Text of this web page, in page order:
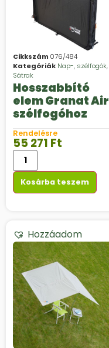
Cikkszám 076/484
Kategóriák Nap-, szélfogók,
Sátrak
Hosszabbító
elem Granat Air
szélfogóhoz
Rendelésre
55 271 Ft
Kosárba teszem
Hozzáadom